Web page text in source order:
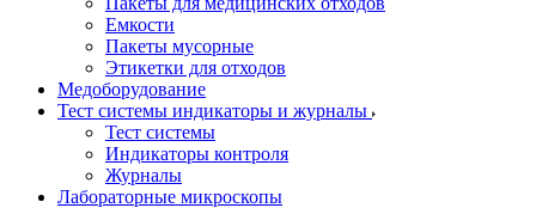
Емкости
Пакеты мусорные
Этикетки для отходов
Медоборудование
Тест системы индикаторы и журналы
Тест системы
Индикаторы контроля
Журналы
Лабораторные микроскопы